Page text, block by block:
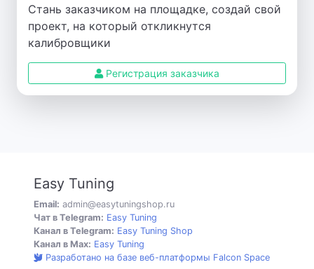
Стань заказчиком на площадке, создай свой
проект, на который откликнутся
калибровщики
Регистрация заказчика
Easy Tuning
Email: admin@easytuningshop.ru
Чат в Telegram: Easy Tuning
Канал в Telegram: Easy Tuning Shop
Канал в Max: Easy Tuning
Разработано на базе веб-платформы Falcon Space